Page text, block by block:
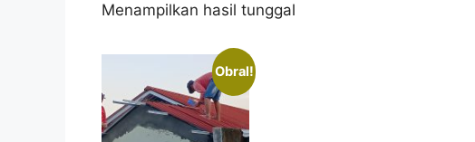
Menampilkan hasil tunggal
Obral!